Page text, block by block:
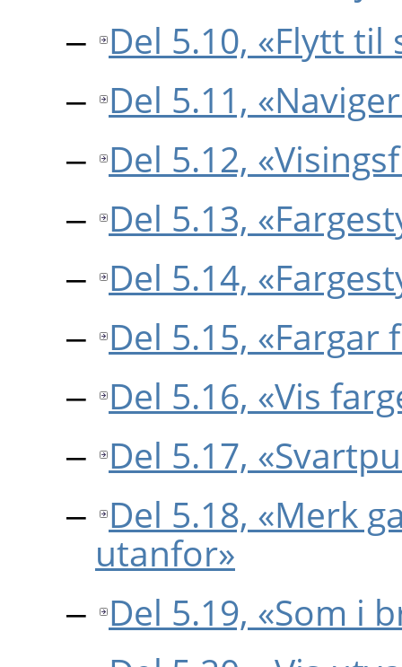
Del 5.10, «Flytt til
Del 5.11,
Del 5.12,
Del 5.13,
Del 5.14,
Del 5.15,
Del 5.16, «Vis
Del 5.17,
Del 5.18, «Merk
utanfor»
Del 5.19, «Som i